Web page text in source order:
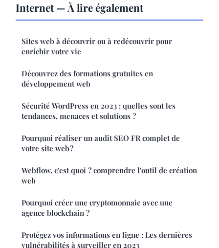
Internet — À lire également
Sites web à découvrir ou à redécouvrir pour
enrichir votre vie
Découvrez des formations gratuites en
développement web
Sécurité WordPress en 2023 : quelles sont les
tendances, menaces et solutions ?
Pourquoi réaliser un audit SEO FR complet de
votre site web ?
Webflow, c'est quoi ? comprendre l'outil de création
web
Pourquoi créer une cryptomonnaie avec une
agence blockchain ?
Protégez vos informations en ligne : Les dernières
vulnérabilités à surveiller en 2023